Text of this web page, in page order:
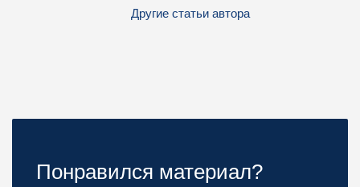
Другие статьи автора
Понравился материал?